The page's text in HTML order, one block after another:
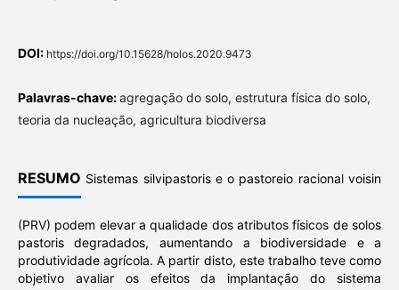
DOI: https://doi.org/10.15628/holos.2020.9473
Palavras-chave:agregação do solo, estrutura física do solo,
teoria da nucleação, agricultura biodiversa
RESUMO Sistemas silvipastoris e o pastoreio racional voisin
(PRV) podem elevar a qualidade dos atributos físicos de solos
pastoris degradados, aumentando a biodiversidade e a
produtividade agrícola. A partir disto, este trabalho teve como
objetivo avaliar os efeitos da implantação do sistema